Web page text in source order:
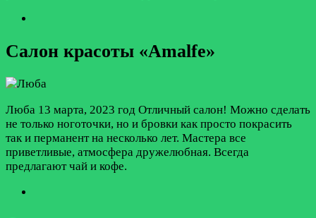
Салон красоты «Amalfe»
Люба 13 марта, 2023 год Отличный салон! Можно сделать
не только ноготочки, но и бровки как просто покрасить
так и перманент на несколько лет. Мастера все
приветливые, атмосфера дружелюбная. Всегда
предлагают чай и кофе.